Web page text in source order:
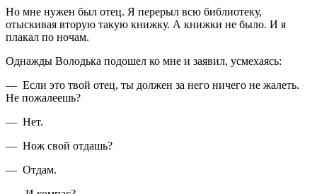
Но мне нужен был отец. Я перерыл всю библи­отеку,
отыскивая вторую такую книжку. А книж­ки не было. И я
плакал по ночам.
Однажды Володька подошел ко мне и заявил, усмехаясь:
— Если это твой отец, ты должен за него ни­чего не жалеть.
Не пожалеешь?
— Нет.
— Нож свой отдашь?
— Отдам.